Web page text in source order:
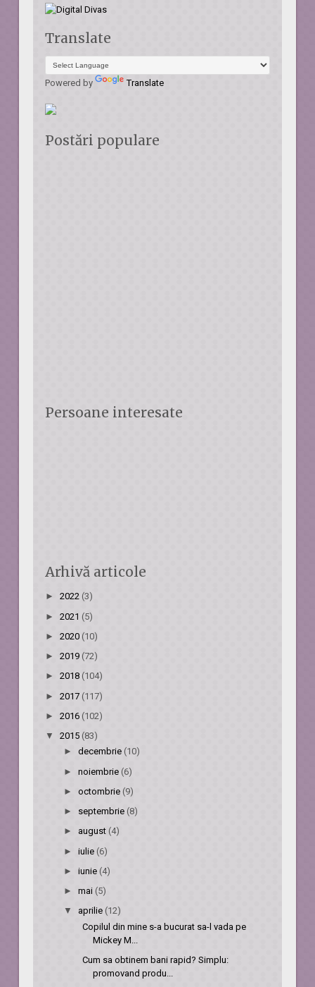
Translate
Powered by Translate
Postări populare
Persoane interesate
Arhivă articole
►2022 (3)
►2021(5)
►2020 (10)
►2019 (72)
►2018 (104)
►2017 (117)
►2016 (102)
▼2015(83)
► decembrie (10)
► noiembrie (6)
► octombrie (9)
► septembrie (8)
► august (4)
► iulie (6)
► iunie (4)
► mai (5)
▼ aprilie (12)
Copilul din mine s-a bucurat sa-l vada pe
Mickey M...
Cum sa obtinem bani rapid? Simplu:
promovand produ...